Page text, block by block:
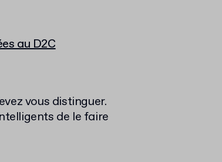
au D2C
vous distinguer.
de le faire